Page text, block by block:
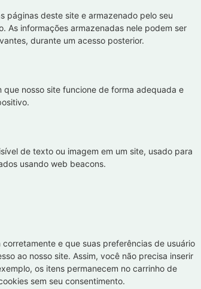
páginas deste site e armazenado pelo seu
As informações armazenadas nele podem ser
durante um acesso posterior.
nosso site funcione de forma adequada e
de texto ou imagem em um site, usado para
usando web beacons.
e que suas preferências de usuário
ao nosso site. Assim, você não precisa inserir
os itens permanecem no carrinho de
sem seu consentimento.